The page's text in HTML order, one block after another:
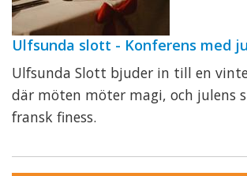
Ulfsunda slott - Konferens med
Ulfsunda Slott bjuder in till en
där möten möter magi, och julens
fransk finess.